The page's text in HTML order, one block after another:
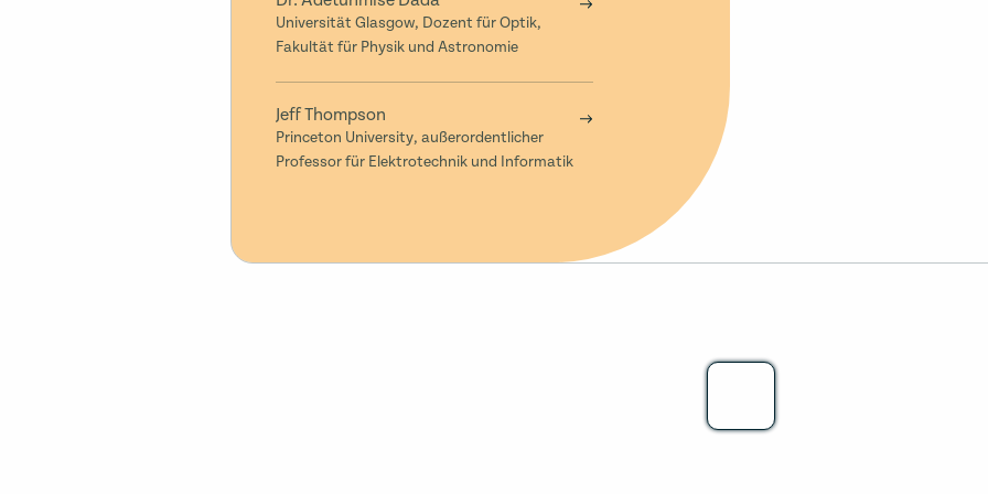
Universität Glasgow, Dozent für Optik,
Fakultät für Physik und Astronomie
Jeff Thompson
Princeton University, außerordentlicher
Professor für Elektrotechnik und Informatik